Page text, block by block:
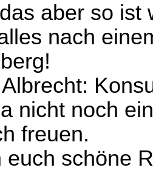
aber so ist
nach
nicht noch
freuen.
euch schöne